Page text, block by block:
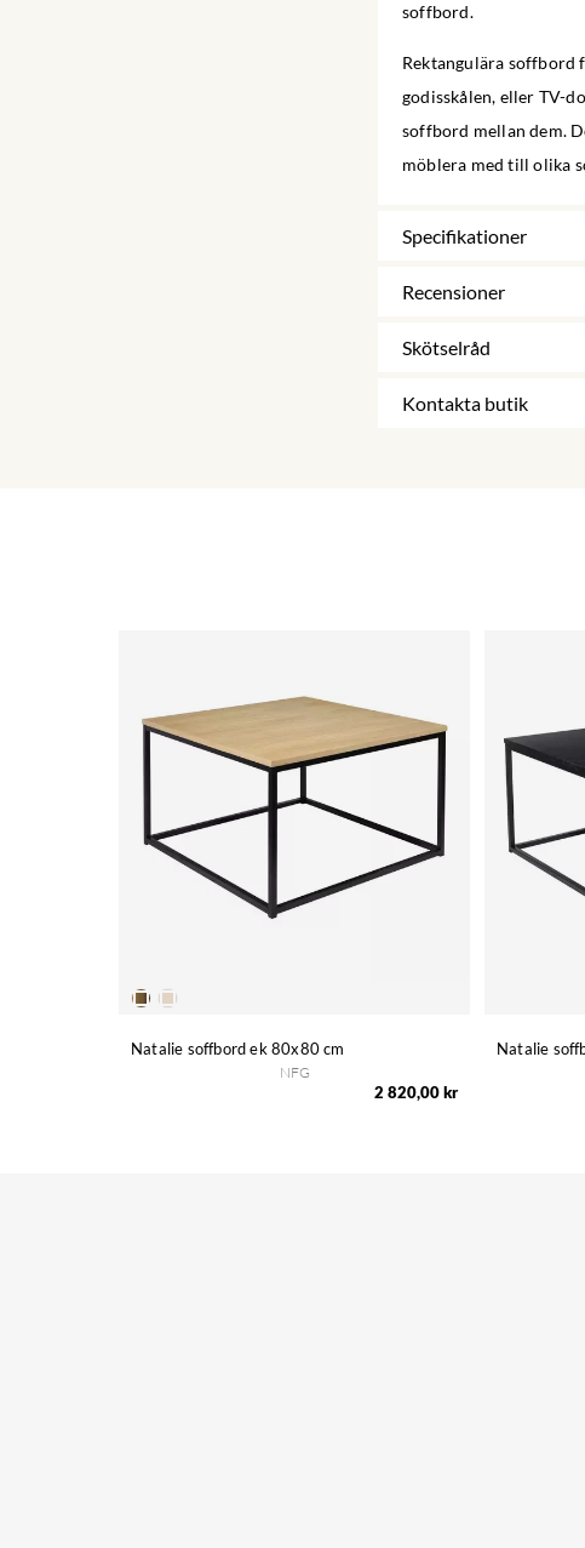
soffbord.
Rektangulära soffbord
godisskålen, eller TV-
soffbord mellan dem.
möblera med till olika
Specifikationer
Recensioner
Skötselråd
Kontakta butik
Natalie soffbord ek 80x80 cm
NFG
2 820,00 kr
Natalie